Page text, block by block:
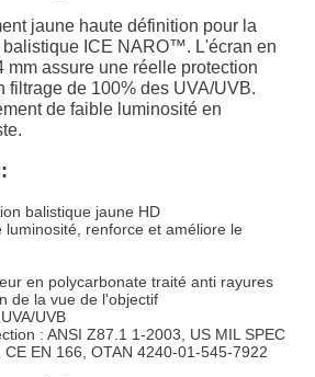
jaune haute définition pour la
balistique ICE NARO™. L'écran en
mm assure une réelle protection
filtrage de 100% des UVA/UVB.
de faible luminosité en
balistique jaune HD
luminosité, renforce et améliore le
en polycarbonate traité anti rayures
de la vue de l'objectif
UVB
: ANSI Z87.1 1-2003, US MIL SPEC
EN 166, OTAN 4240-01-545-7922